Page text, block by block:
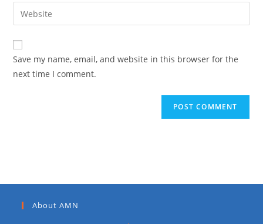
Save my name, email, and website in this browser for the
next time I comment.
About AMN